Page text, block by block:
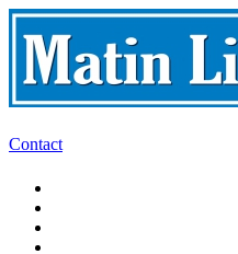
Contact